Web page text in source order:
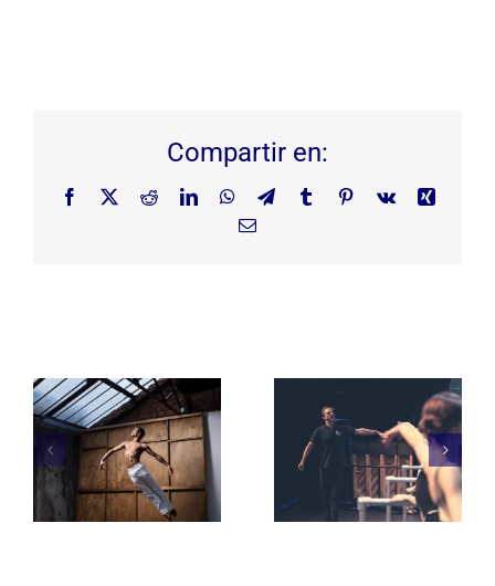
Compartir en:
Facebook
X RedditLinkedInWhatsApp
TelegramTumblrPinterest
Vk
Xing
Correo